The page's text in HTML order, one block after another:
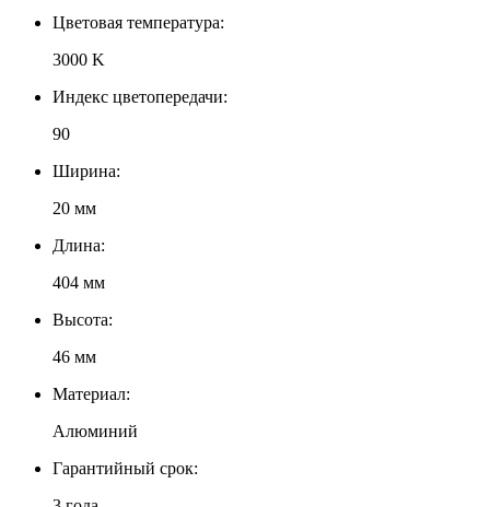
Цветовая температура:
3000 K
Индекс цветопередачи:
90
Ширина:
20 мм
Длина:
404 мм
Высота:
46 мм
Материал:
Алюминий
Гарантийный срок: